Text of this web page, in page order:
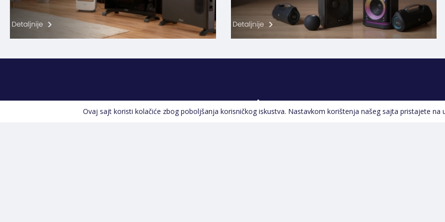
Pratite nas
Ovaj sajt koristi kolačiće zbog poboljšanja korisničkog iskustva. Nastavkom korištenja našeg sajta pristajete na